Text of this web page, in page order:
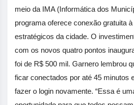
meio da IMA (Informática dos
programa oferece conexão gratuita
estratégicos da cidade. O
com os novos quatro pontos
foi de R$ 500 mil. Garnero lembrou
ficar conectados por até 45 minutos
fazer o login novamente. “Essa é